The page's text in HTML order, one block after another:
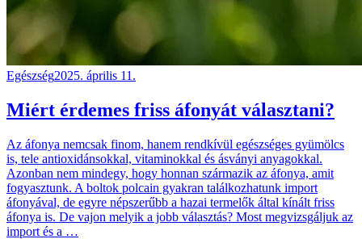
Egészség2025. április 11.
Miért érdemes friss áfonyát választani?
Az áfonya nemcsak finom, hanem rendkívül egészséges gyümölcs
is, tele antioxidánsokkal, vitaminokkal és ásványi anyagokkal.
Azonban nem mindegy, hogy honnan származik az áfonya, amit
fogyasztunk. A boltok polcain gyakran találkozhatunk import
áfonyával, de egyre népszerűbb a hazai termelők által kínált friss
áfonya is. De vajon melyik a jobb választás? Most megvizsgáljuk az
import és a …